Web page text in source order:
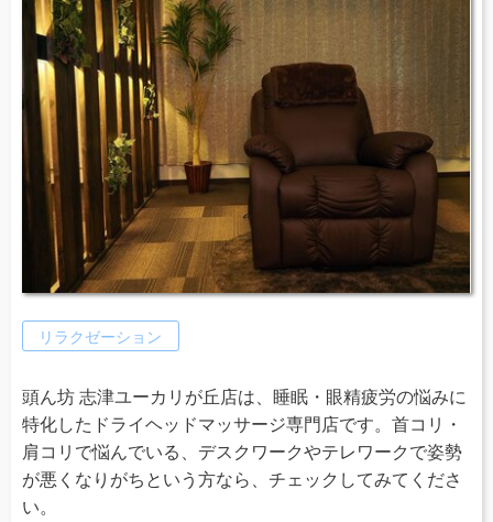
リラクゼーション
頭ん坊 志津ユーカリが丘店は、睡眠・眼精疲労の悩みに
特化したドライヘッドマッサージ専門店です。首コリ・
肩コリで悩んでいる、デスクワークやテレワークで姿勢
が悪くなりがちという方なら、チェックしてみてくださ
い。